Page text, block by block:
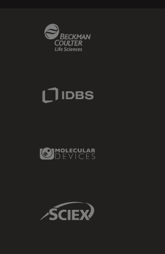
Molecular Devices Link
Sciex Link